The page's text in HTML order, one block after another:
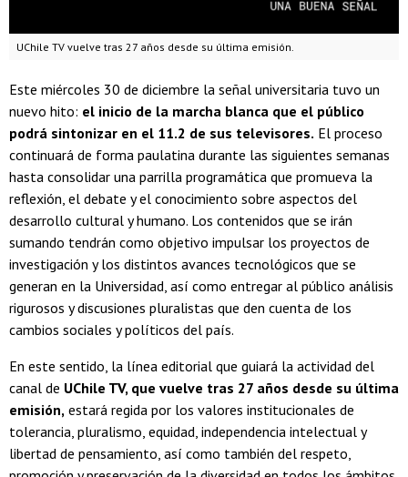
UChile TV vuelve tras 27 años desde su última emisión.
Este miércoles 30 de diciembre la señal universitaria tuvo un
nuevo hito: el inicio de la marcha blanca que el público
podrá sintonizar en el 11.2 de sus televisores. El proceso
continuará de forma paulatina durante las siguientes semanas
hasta consolidar una parrilla programática que promueva la
reflexión, el debate y el conocimiento sobre aspectos del
desarrollo cultural y humano. Los contenidos que se irán
sumando tendrán como objetivo impulsar los proyectos de
investigación y los distintos avances tecnológicos que se
generan en la Universidad, así como entregar al público análisis
rigurosos y discusiones pluralistas que den cuenta de los
cambios sociales y políticos del país.
En este sentido, la línea editorial que guiará la actividad del
canal de UChile TV, que vuelve tras 27 años desde su última
emisión, estará regida por los valores institucionales de
tolerancia, pluralismo, equidad, independencia intelectual y
libertad de pensamiento, así como también del respeto,